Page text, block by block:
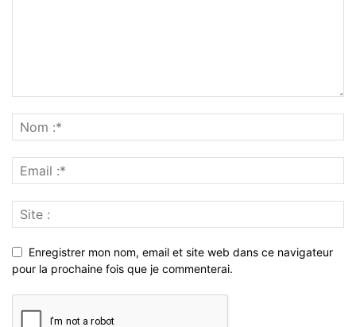
Enregistrer mon nom, email et site web dans ce navigateur
pour la prochaine fois que je commenterai.